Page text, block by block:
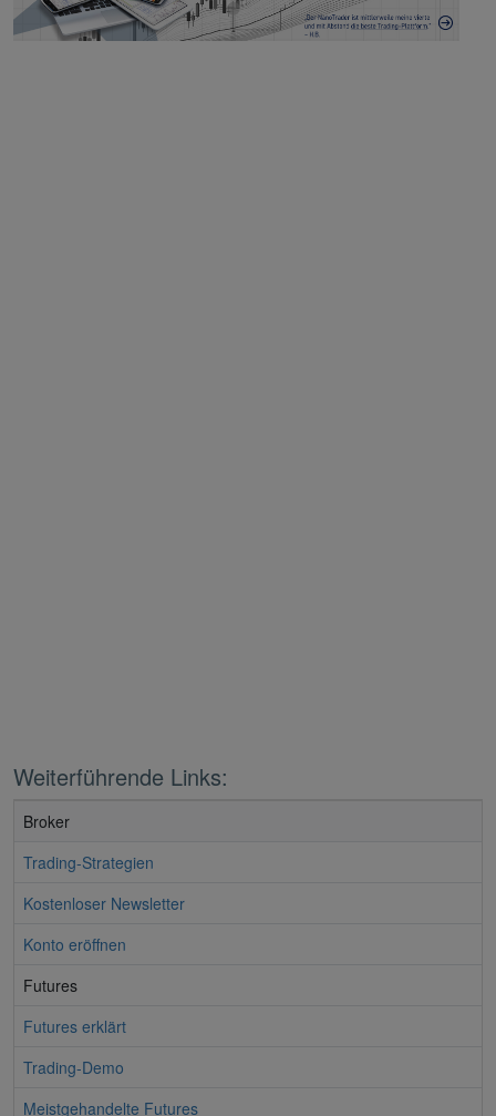
Weiterführende Links:
Broker
Trading-Strategien
Kostenloser Newsletter
Konto eröffnen
Futures
Futures erklärt
Trading-Demo
Meistgehandelte Futures